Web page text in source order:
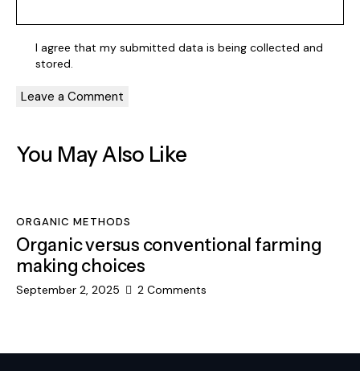
I agree that my submitted data is being collected and
stored
You May Also Like
ORGANIC METHODS
Organic versus conventional farming
making choices
September 2, 2025 2 Comments